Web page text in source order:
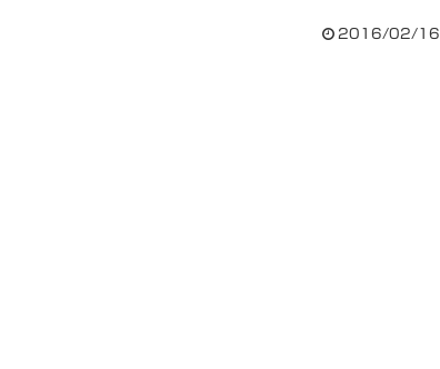
2016/02/16